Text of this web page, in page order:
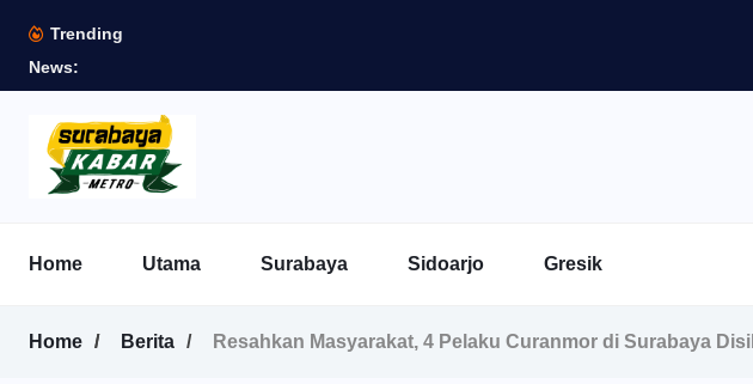
Trending
News:
Home Utama Surabaya Sidoarjo Gresik
Home Berita Resahkan Masyarakat, 4 Pelaku Curanmor di Surabaya